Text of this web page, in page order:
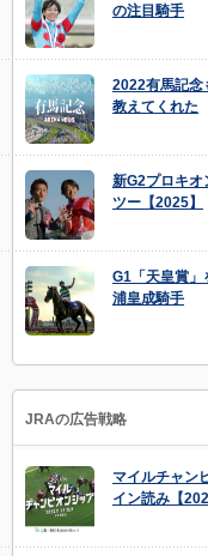
の注目騎手
2022有馬記
教えてくれた
新G2プロキ
ツー【2025】
G1「天皇賞
浦皇成騎手
JRAの広告戦略
マイルチャン
イン読み【